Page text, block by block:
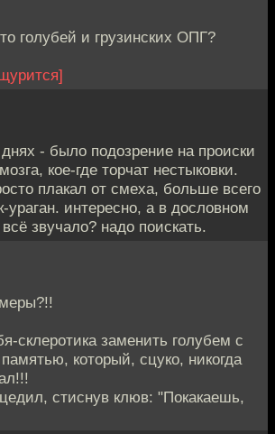
голубей и грузинских ОПГ?
- было подозрение на происки
кое-где торчат нестыковки.
плакал от смеха, больше всего
ураган. интересно, а в дословном
звучало? надо поискать.
склеротика заменить голубем с
который, сцуко, никогда
стиснув клюв: "Покакаешь,